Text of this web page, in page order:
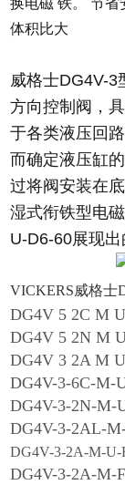
换电磁 铁。 节省
体积比大
威格士DG4V-3
方向控制阀，
于各类液压回
而确定液压缸
过将阀安装在
湿式衔铁型电
U-D6-60展现出
VICKERS威格士
DG4V 5 2C M
DG4V 5 2N M
DG4V 3 2A M
DG4V-3-6C-M-
DG4V-3-2N-M-
DG4V-3-2AL-
DG4V-3-2A-M-U-
DG4V-3-2A-M-